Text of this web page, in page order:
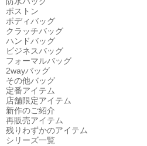
ボストン
ボディバッグ
クラッチバッグ
ハンドバッグ
ビジネスバッグ
フォーマルバッグ
2wayバッグ
その他バッグ
定番アイテム
店舗限定アイテム
新作のご紹介
再販売アイテム
残りわずかのアイテム
シリーズ一覧